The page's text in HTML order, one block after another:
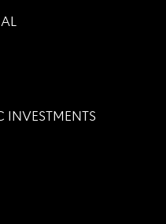
INVESTMENTS